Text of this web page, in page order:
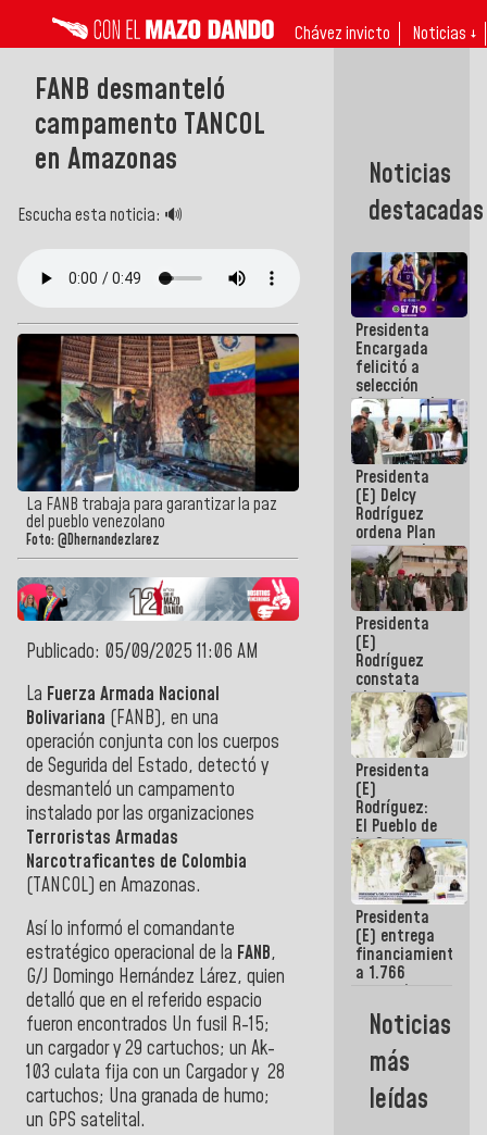
Chávez invicto Noticias ↓
FANB desmanteló
campamento TANCOL
en Amazonas
Escucha esta noticia: 🔊
La FANB trabaja para garantizar la paz
del pueblo venezolano
Foto: @Dhernandezlarez
Publicado: 05/09/2025 11:06 AM
La Fuerza Armada Nacional
Bolivariana (FANB), en una
operación conjunta con los cuerpos
de Segurida del Estado, detectó y
desmanteló un campamento
instalado por las organizaciones
Terroristas Armadas
Narcotraficantes de Colombia
(TANCOL) en Amazonas.
Así lo informó el comandante
estratégico operacional de la FANB,
G/J Domingo Hernández Lárez, quien
detalló que en el referido espacio
fueron encontrados Un fusil R-15;
un cargador y 29 cartuchos; un Ak-
103 culata fija con un Cargador y 28
cartuchos; Una granada de humo;
un GPS satelital.
Noticias
destacadas
Presidenta
Encargada
felicitó a
selección
femenina de
baloncesto
por su
clasificación
a la
AmeriCup
2027
Presidenta
(E) Delcy
Rodríguez
ordena Plan
maestro de
desarrollo
logístico y
turístico
para La
Guaira
Presidenta
(E)
Rodríguez
constata
obras de
rehabilitación
de Escuela
Militar de
Mamo en La
Guaira
Presidenta
(E)
Rodríguez:
El Pueblo de
La Guaira
siempre
estará
acompañada
por el
Gobierno
Nacional
Presidenta
(E) entrega
financiamientos
a 1.766
comerciantes
emprendedores
afectados
por
terremotos
Noticias
más
leídas